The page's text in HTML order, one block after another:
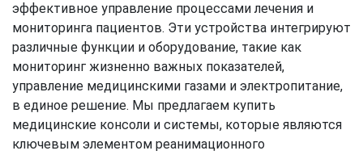
эффективное управление процессами лечения и
мониторинга пациентов. Эти устройства интегрируют
различные функции и оборудование, такие как
мониторинг жизненно важных показателей,
управление медицинскими газами и электропитание,
в единое решение. Мы предлагаем купить
медицинские консоли и системы, которые являются
ключевым элементом реанимационного